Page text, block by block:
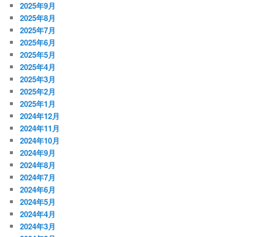
2025年9月
2025年8月
2025年7月
2025年6月
2025年5月
2025年4月
2025年3月
2025年2月
2025年1月
2024年12月
2024年11月
2024年10月
2024年9月
2024年8月
2024年7月
2024年6月
2024年5月
2024年4月
2024年3月